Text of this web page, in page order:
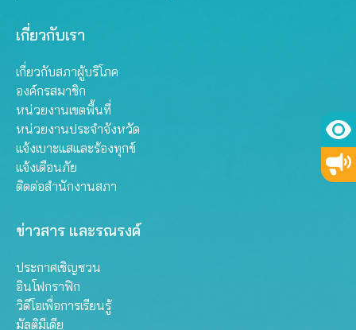
เกี่ยวกับเรา
เกี่ยวกับสภาผู้บริโภค
องค์กรสมาชิก
หน่วยงานเขตพื้นที่
หน่วยงานประจำจังหวัด
แจ้งเบาะแสและร้องทุกข์
แจ้งเตือนภัย
ติดต่อสำนักงานสภา
ข่าวสาร และรณรงค์
ประกาศเชิญชวน
อินโฟกราฟิก
วิดีโอเพื่อการเรียนรู้
มัลติมีเดีย